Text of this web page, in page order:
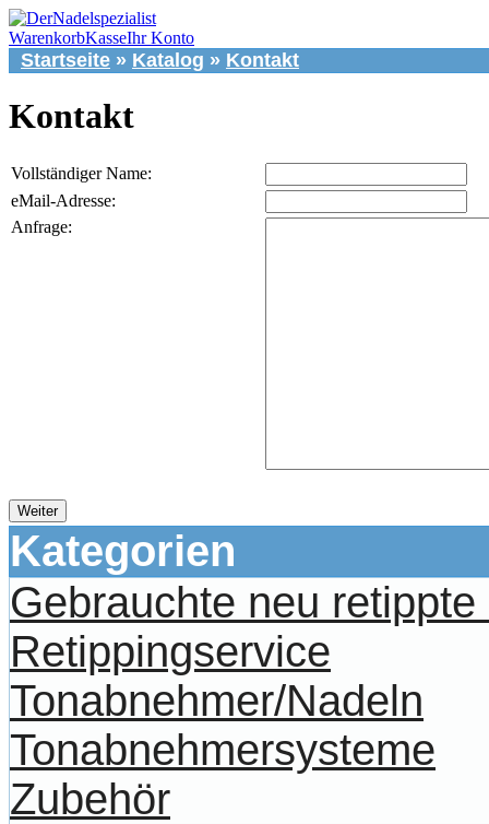
WarenkorbKasseIhr Konto
Startseite » Katalog » Kontakt
Kontakt
Vollständiger Name:
eMail-Adresse:
Anfrage:
Weiter
Kategorien
Gebrauchte neu
Retippingservice
Tonabnehmer/Nadeln
Tonabnehmersysteme
Zubehör